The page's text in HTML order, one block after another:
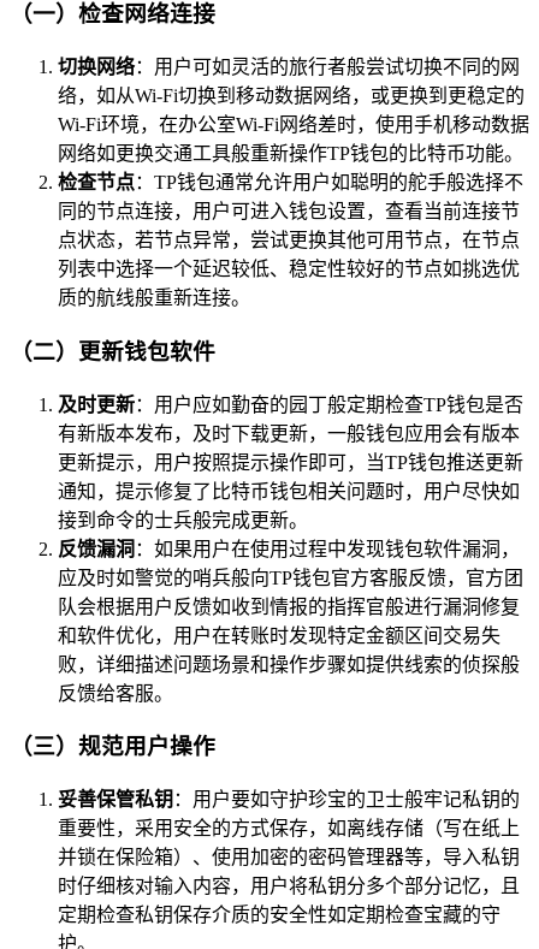
（一）检查网络连接
切换网络：用户可如灵活的旅行者般尝试切换不同的网
络，如从Wi-Fi切换到移动数据网络，或更换到更稳定的
Wi-Fi环境，在办公室Wi-Fi网络差时，使用手机移动数据
网络如更换交通工具般重新操作TP钱包的比特币功能。
检查节点：TP钱包通常允许用户如聪明的舵手般选择不
同的节点连接，用户可进入钱包设置，查看当前连接节
点状态，若节点异常，尝试更换其他可用节点，在节点
列表中选择一个延迟较低、稳定性较好的节点如挑选优
质的航线般重新连接。
（二）更新钱包软件
及时更新：用户应如勤奋的园丁般定期检查TP钱包是否
有新版本发布，及时下载更新，一般钱包应用会有版本
更新提示，用户按照提示操作即可，当TP钱包推送更新
通知，提示修复了比特币钱包相关问题时，用户尽快如
接到命令的士兵般完成更新。
反馈漏洞 ：如果用户在使用过程中发现钱包软件漏洞，
应及时如警觉的哨兵般向TP钱包官方客服反馈，官方团
队会根据用户反馈如收到情报的指挥官般进行漏洞修复
和软件优化，用户在转账时发现特定金额区间交易失
败，详细描述问题场景和操作步骤如提供线索的侦探般
反馈给客服。
（三）规范用户操作
妥善保管私钥 ：用户要如守护珍宝的卫士般牢记私钥的
重要性，采用安全的方式保存，如离线存储（写在纸上
并锁在保险箱）、使用加密的密码管理器等，导入私钥
时仔细核对输入内容，用户将私钥分多个部分记忆，且
定期检查私钥保存介质的安全性如定期检查宝藏的守
护。